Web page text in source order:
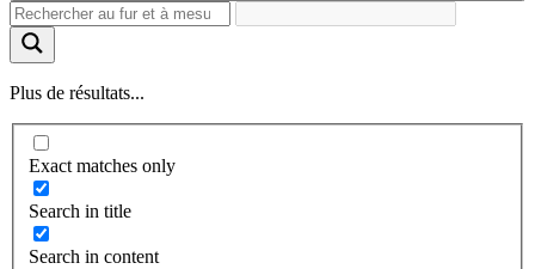
Plus de résultats...
Exact matches only
Search in title
Search in content